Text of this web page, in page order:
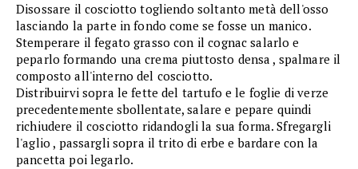
Disossare il cosciotto togliendo soltanto metà dell'osso
lasciando la parte in fondo come se fosse un manico.
Stemperare il fegato grasso con il cognac salarlo e
peparlo formando una crema piuttosto densa , spalmare il
composto all'interno del cosciotto.
Distribuirvi sopra le fette del tartufo e le foglie di verze
precedentemente sbollentate, salare e pepare quindi
richiudere il cosciotto ridandogli la sua forma. Sfregargli
l'aglio , passargli sopra il trito di erbe e bardare con la
pancetta poi legarlo.